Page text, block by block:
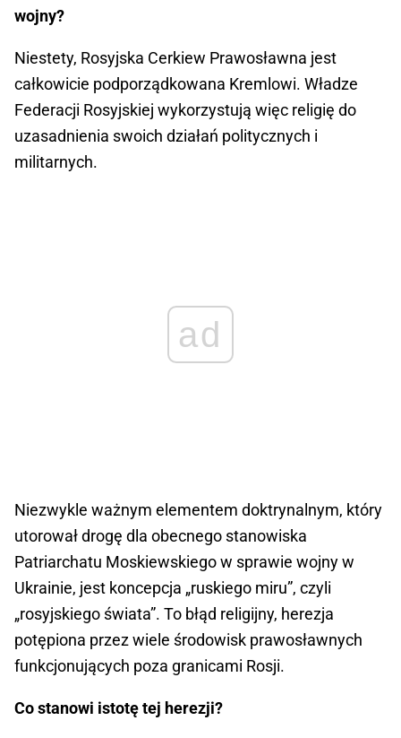
wojny?
Niestety, Rosyjska Cerkiew Prawosławna jest
całkowicie podporządkowana Kremlowi. Władze
Federacji Rosyjskiej wykorzystują więc religię do
uzasadnienia swoich działań politycznych i
militarnych.
ad
Niezwykle ważnym elementem doktrynalnym, który
utorował drogę dla obecnego stanowiska
Patriarchatu Moskiewskiego w sprawie wojny w
Ukrainie, jest koncepcja „ruskiego miru”, czyli
„rosyjskiego świata”. To błąd religijny, herezja
potępiona przez wiele środowisk prawosławnych
funkcjonujących poza granicami Rosji.
Co stanowi istotę tej herezji?